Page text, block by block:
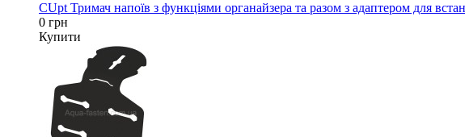
CUpt Тримач напоїв з функціями органайзера та разом з адаптером для
0 грн
Купити